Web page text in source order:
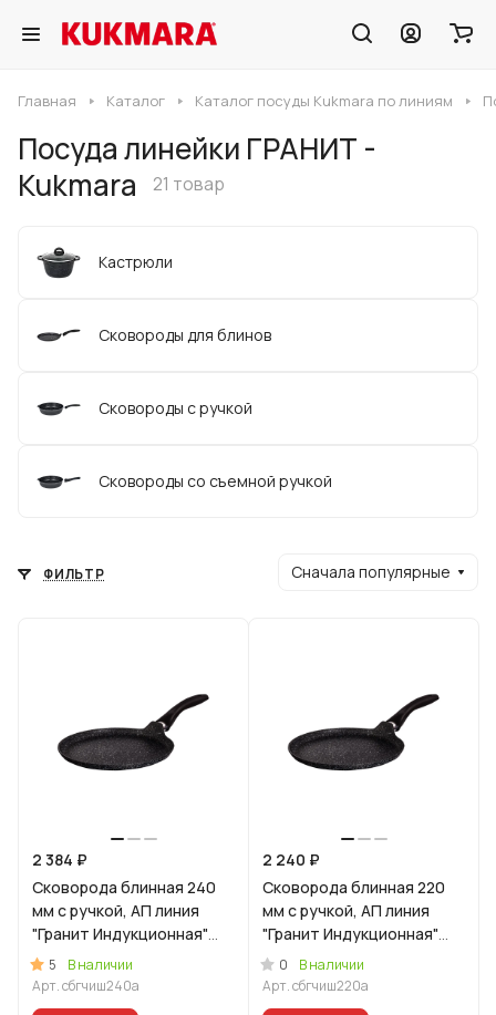
Главная Каталог Каталог посуды Kukmara по линиям
Посуда линейки ГРАНИТ -
Kukmara
21 товар
Кастрюли
Сковороды для блинов
Сковороды с ручкой
Сковороды со съемной ручкой
ФИЛЬТР Сначала популярные
2 384 ₽
Сковорода блинная 240
мм с ручкой, АП линия
"Гранит Индукционная"
(черный)
5
В наличии
Арт.сбгчиш240а
2 240 ₽
Сковорода блинная 220
мм с ручкой, АП линия
"Гранит Индукционная"
(черный)
0
В наличии
Арт.сбгчиш220а